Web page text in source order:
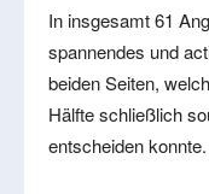
In insgesamt 61
spannendes und
beiden Seiten,
Hälfte schließlich
entscheiden konnte.